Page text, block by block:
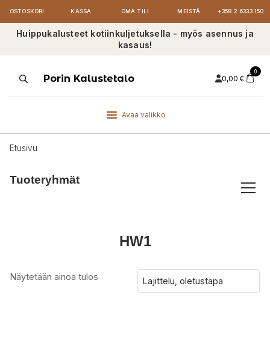
OSTOSKORI KASSA OMA TILI MEISTÄ +358 2 6333 150
Huippukalusteet kotiinkuljetuksella - myös asennus ja
kasaus!
ProductsPorin Kalustetalo 0,00 €
0
Avaa valikko
Etusivu
Tuoteryhmät
HW1
Näytetään ainoa tulos